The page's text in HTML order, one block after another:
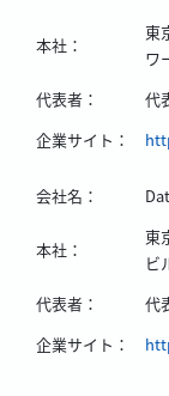
本社：
東
ワ
代表者：
代
企業サイト：
会社名：
本社：
東
ビ
代表者：
代
企業サイト：